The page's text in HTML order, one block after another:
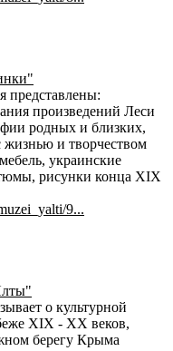
представлены:
произведений Леси
родных и близких,
жизнью и творчеством
украинские
рисунки конца XIX
9...
о культурной
XIX - XX веков,
берегу Крыма